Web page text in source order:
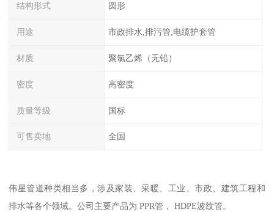
结构形式 圆形
用途 市政排水,排污管,电缆护套管
材质 聚氯乙烯（无铅）
密度 高密度
质量等级 国标
可售卖地 全国
伟星管道种类相当多，涉及家装、采暖、工业、市政、建筑工程和
排水等各个领域。公司主要产品为 PPR管， HDPE波纹管。